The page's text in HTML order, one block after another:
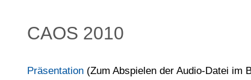
CAOS 2010
Präsentation (Zum Abspielen der Audio-Datei im